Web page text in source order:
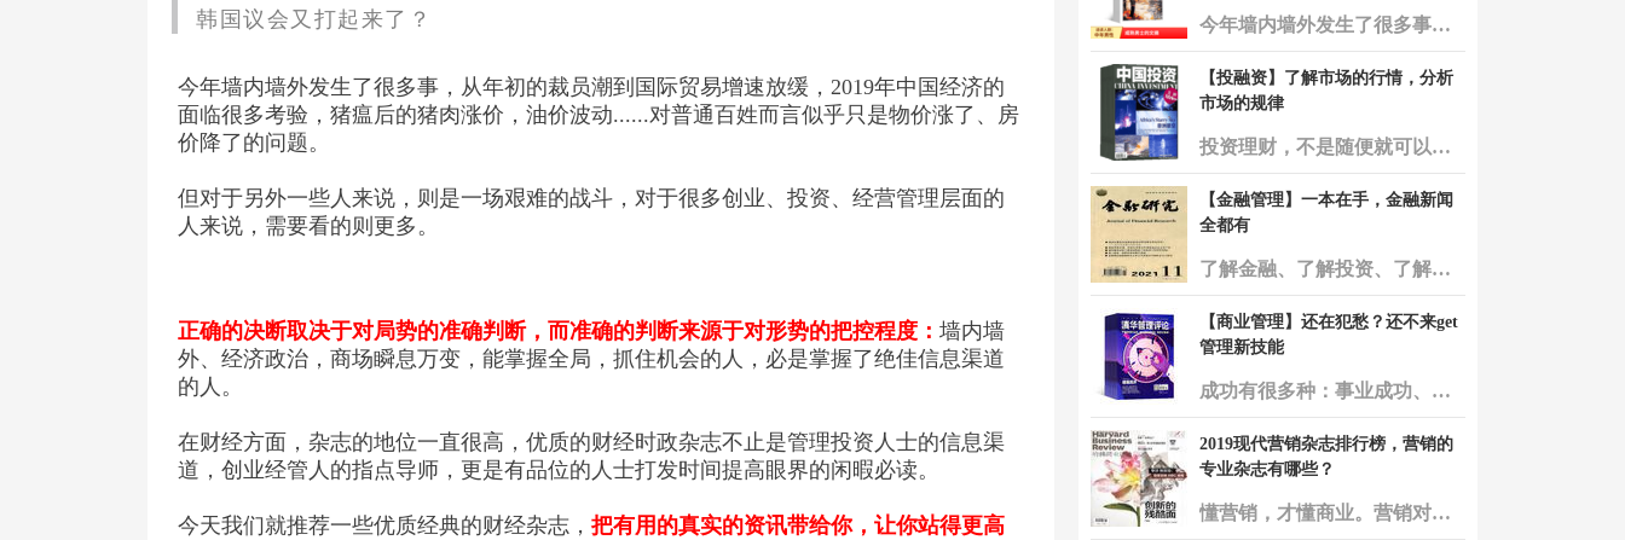
韩国议会又打起来了？
今年墙内墙外发生了很多事，从年初的裁员潮到国际贸易增速放缓，2019年中国经济的
面临很多考验，猪瘟后的猪肉涨价，油价波动......对普通百姓而言似乎只是物价涨了、房
价降了的问题。
但对于另外一些人来说，则是一场艰难的战斗，对于很多创业、投资、经营管理层面的
人来说，需要看的则更多。
正确的决断取决于对局势的准确判断，而准确的判断来源于对形势的把控程度： 墙内墙
外、经济政治，商场瞬息万变，能掌握全局，抓住机会的人，必是掌握了绝佳信息渠道
的人。
在财经方面，杂志的地位一直很高，优质的财经时政杂志不止是管理投资人士的信息渠
道，创业经管人的指点导师，更是有品位的人士打发时间提高眼界的闲暇必读。
今天我们就推荐一些优质经典的财经杂志， 把有用的真实的资讯带给你，让你站得更高
今年墙内墙外发生了很多事，从年初的裁员潮到国际贸易增速放缓，2020年中国经济的面临很多考验，猪瘟后的猪肉涨价，油价波动......对普通百姓而言似乎只是物价涨了、房价降了的问题。 华为大裁员之后的251事件贡献了 ...
【投融资】了解市场的行情，分析
市场的规律
投资理财，不是随便就可以成功的，作为专门投资的人士，需要掌握投资的方法，了解市场的行情，分析市场的规律，才能更好的规划自己的钱财。 ...
【金融管理】一本在手，金融新闻
全都有
了解金融、了解投资、了解经济，其实不需要看太多的书，这本书可谓是一本在手，金融类的新闻全都有，需要细细深究其背后的缘由。 ...
【商业管理】还在犯愁？还不来get
管理新技能
成功有很多种：事业成功、婚姻幸福、学业有成，作为职场管理人士，你成功了吗？现在就让我们一起get商业管理的新技能，一起迈向成功。 ...
2019现代营销杂志排行榜，营销的
专业杂志有哪些？
懂营销，才懂商业。营销对现代商业的发展日益重要。现在，杂志铺推荐几本2019年度营销类杂志排名，对营销有兴趣的朋友们可以关注一下哦！ 1、商业评论 杂志简介：《商业评论》杂志创刊于2002年，是中国第一本商业评论杂志，引领 ...